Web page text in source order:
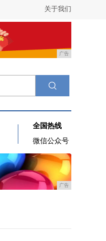
关于我们
广告
全国热线
微信公众号
广告